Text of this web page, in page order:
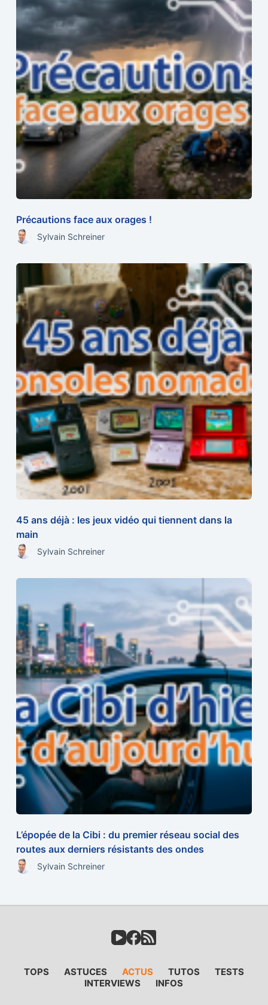
Précautions face aux orages !
Sylvain Schreiner
45 ans déjà : les jeux vidéo qui tiennent dans la
main
Sylvain Schreiner
L’épopée de la Cibi : du premier réseau social des
routes aux derniers résistants des ondes
Sylvain Schreiner
TOPS ASTUCES ACTUS TUTOS
TESTS
INTERVIEWS
INFOS